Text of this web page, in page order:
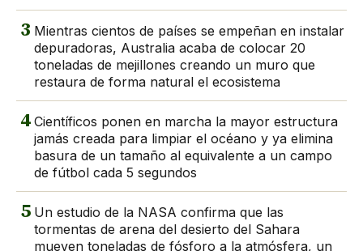
3 Mientras cientos de países se empeñan en instalar
depuradoras, Australia acaba de colocar 20
toneladas de mejillones creando un muro que
restaura de forma natural el ecosistema
4 Científicos ponen en marcha la mayor estructura
jamás creada para limpiar el océano y ya elimina
basura de un tamaño al equivalente a un campo
de fútbol cada 5 segundos
5 Un estudio de la NASA confirma que las
tormentas de arena del desierto del Sahara
mueven toneladas de fósforo a la atmósfera, un